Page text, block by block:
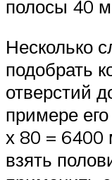
полосы 40
Несколько
подобрать
отверстий
примере
х 80 = 6400
взять